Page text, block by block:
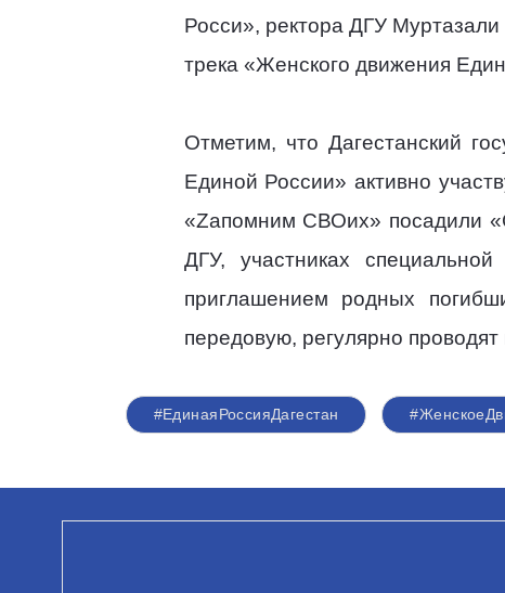
Росси», ректора ДГУ
трека «Женского движения
Отметим, что Дагестанский
Единой России» активно
«Zапомним СВОих» посадили
ДГУ, участниках
приглашением родных
передовую, регулярно
#ЕдинаяРоссияДагестан